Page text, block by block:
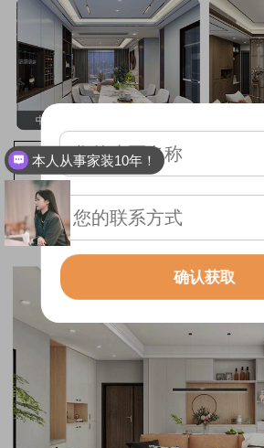
确认获取
本人从事家装10年！